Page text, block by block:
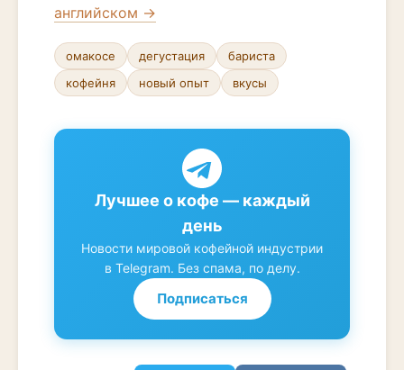
английском →
омакосе дегустация
бариста
кофейня
новый опыт вкусы
Лучшее о кофе — каждый
день
Новости мировой кофейной индустрии
в Telegram. Без спама, по делу.
Подписаться